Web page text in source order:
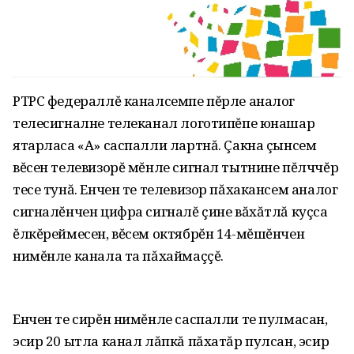
РТРС федераллĕ каналсемпе пĕрле аналог
телесигналне телеканал логотипĕпе юнашар
ятарласа «А» саспалли лартнă. Çакна çынсем
вĕсен телевизорĕ мĕнле сигнал тытнине пĕлччĕр
тесе тунă. Енчен те телевизор пăхакансем аналог
сигналĕнчен цифра сигналĕ çине вăхăтлă куçса
ĕлкĕреймесен, вĕсем октябрĕн 14-мĕшĕнчен
нимĕнле канала та пăхаймаççĕ.
Енчен те сирĕн нимĕнле саспалли те пулмасан,
эсир 20 ытла канал лăпкă пăхатăр пулсан, эсир